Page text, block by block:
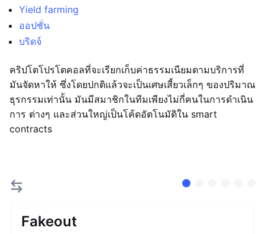
Yield farming
ออปชั่น
บริดจ์
คริปโตโปรโตคอลที่จะเรียกเก็บค่าธรรมเนียมตามบริการที่
มันจัดหาให้ ซึ่งโดยปกติแล้วจะเป็นเศษเสี้ยวเล็กๆ ของปริมาณ
ธุรกรรมเท่านั้น มันมีสมาชิกในทีมเพียงไม่กี่คนในการดำเนิน
การ ต่างๆ และส่วนใหญ่เป็นโค้ดอัตโนมัติใน smart
contracts
Fakeout